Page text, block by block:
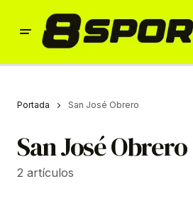
Portada San José Obrero
San José Obrero
2 artículos